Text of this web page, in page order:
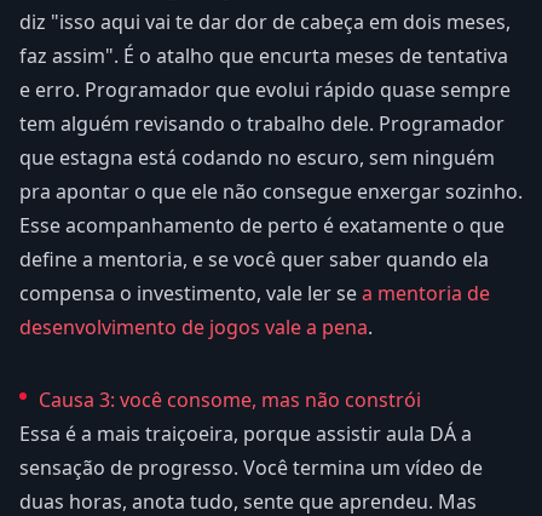
diz "isso aqui vai te dar dor de cabeça em dois meses,
faz assim". É o atalho que encurta meses de tentativa
e erro. Programador que evolui rápido quase sempre
tem alguém revisando o trabalho dele. Programador
que estagna está codando no escuro, sem ninguém
pra apontar o que ele não consegue enxergar sozinho.
Esse acompanhamento de perto é exatamente o que
define a mentoria, e se você quer saber quando ela
compensa o investimento, vale ler sea mentoria de
desenvolvimento de jogos vale a pena.
Causa 3: você consome, mas não constrói
Essa é a mais traiçoeira, porque assistir aula DÁ a
sensação de progresso. Você termina um vídeo de
duas horas, anota tudo, sente que aprendeu. Mas